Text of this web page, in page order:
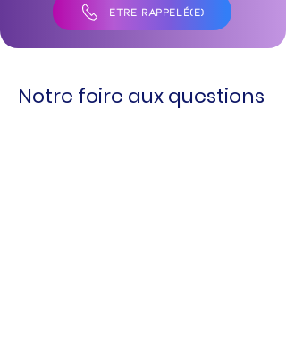
ÊTRE RAPPELÉ(E)
Notre foire aux questions